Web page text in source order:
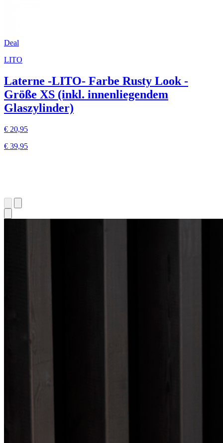
Deal
LITO
Laterne -LITO- Farbe Rusty Look -
Größe XS (inkl. innenliegendem
Glaszylinder)
€ 20,95
€ 39,95